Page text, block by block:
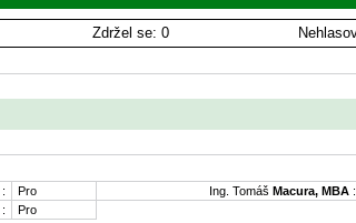
Zdržel se: 0
: Pro Ing. Tomáš Macura, MBA :
: Pro